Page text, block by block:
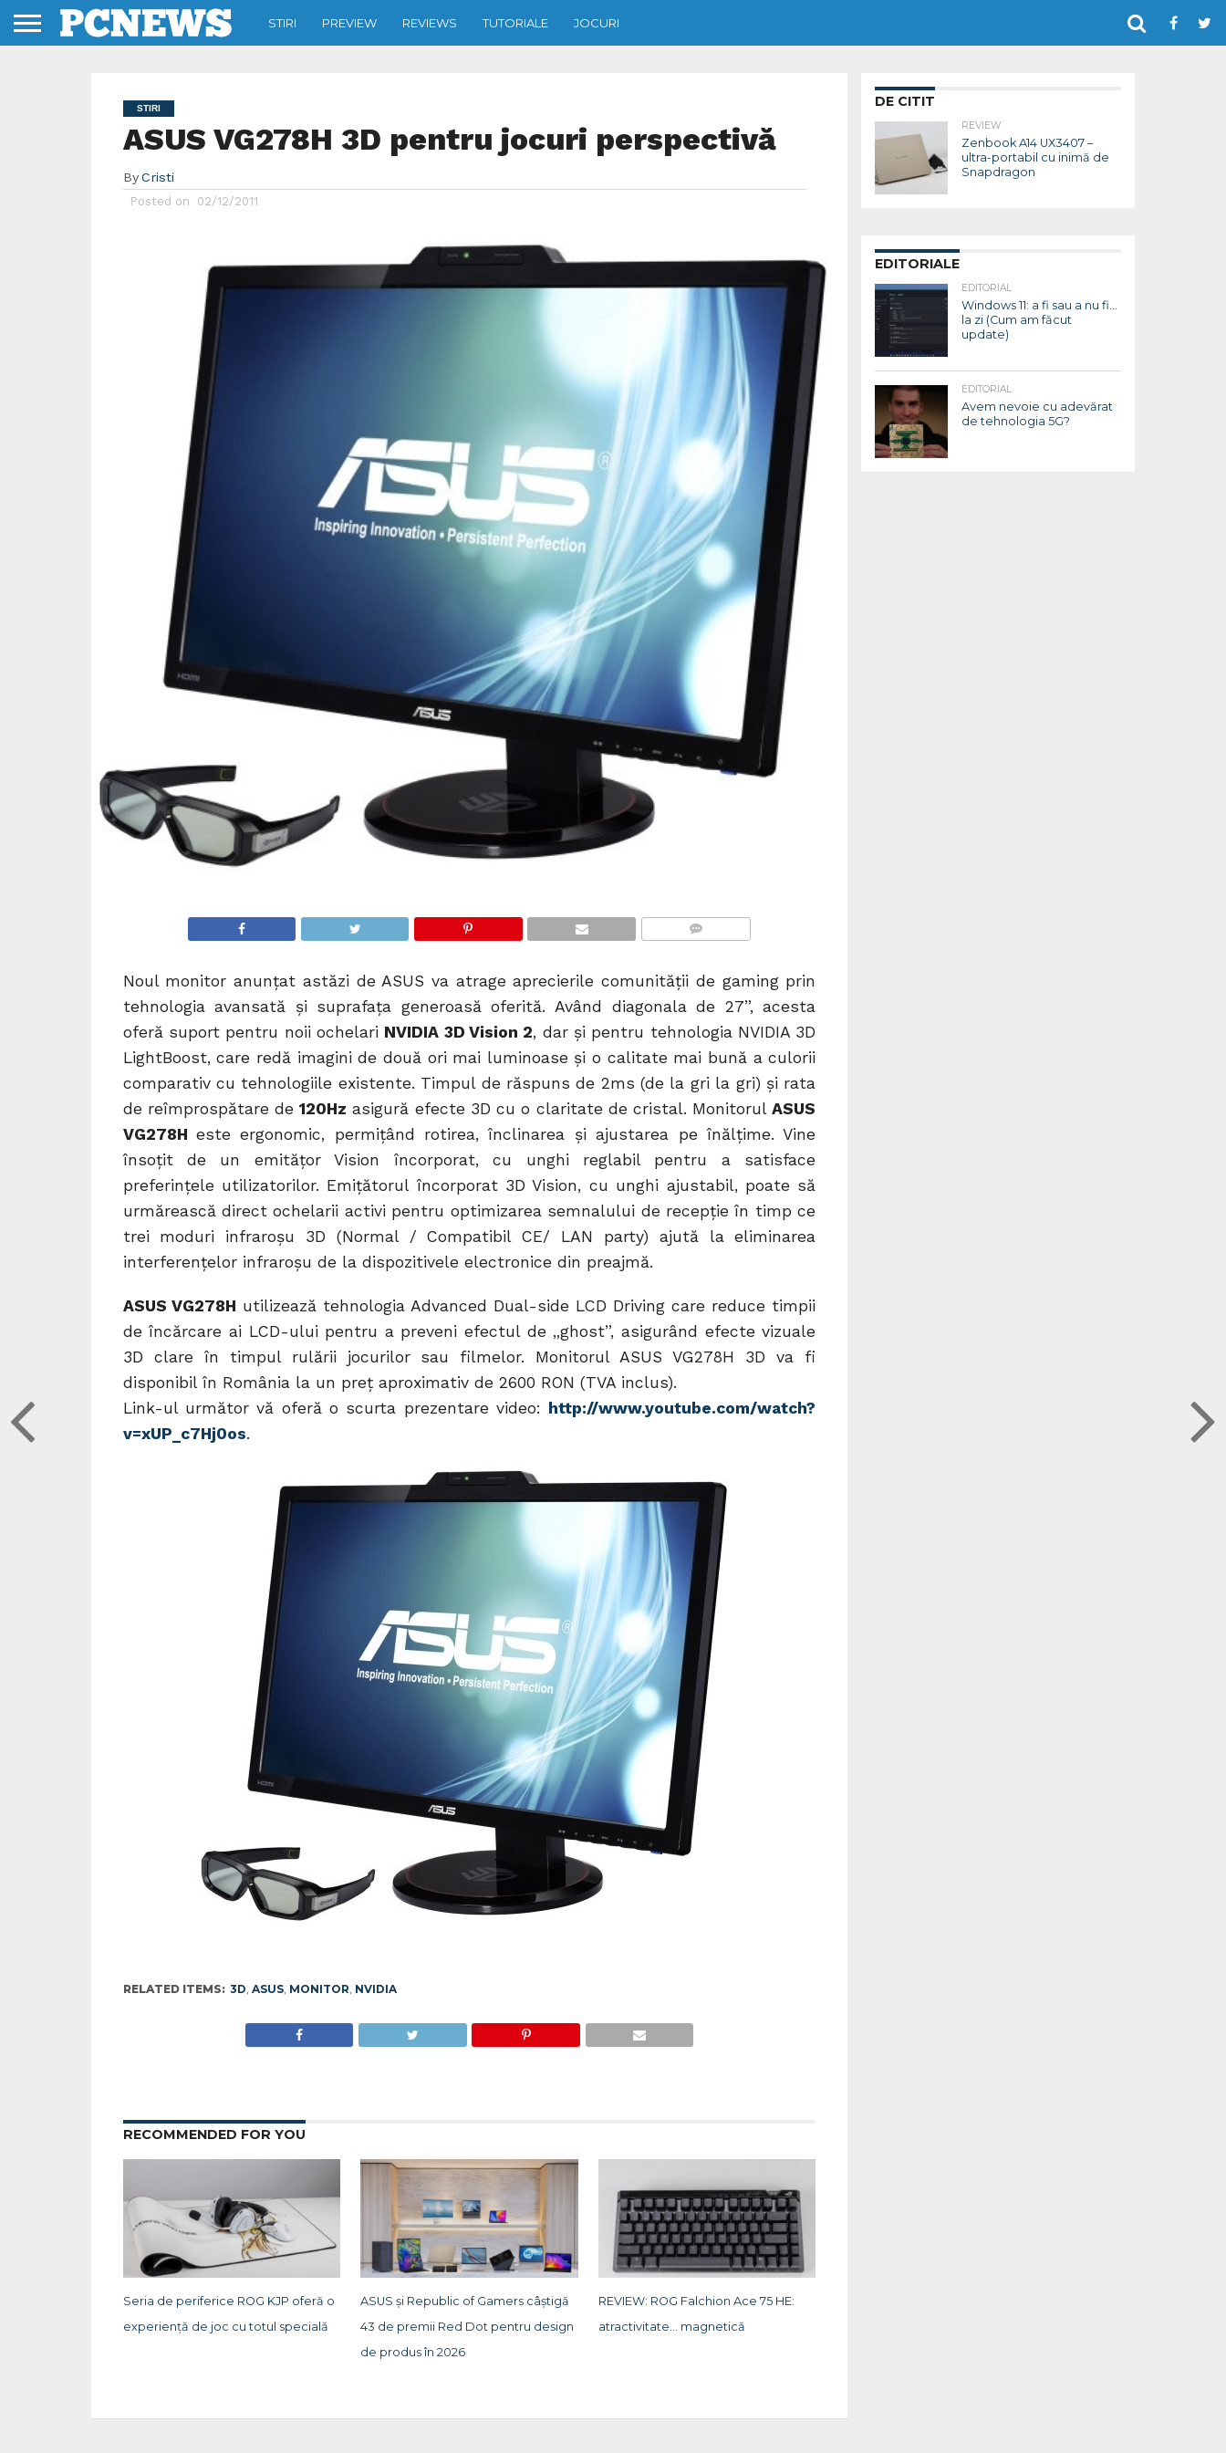
STIRI PREVIEW REVIEWS TUTORIALE JOCURI
STIRI
ASUS VG278H 3D pentru jocuri perspectivă
By Cristi
Posted on 02/12/2011
Noul monitor anunțat astăzi de ASUS va atrage aprecierile comunității de gaming prin
tehnologia avansată și suprafața generoasă oferită. Având diagonala de 27”, acesta
oferă suport pentru noii ochelari NVIDIA 3D Vision 2, dar și pentru tehnologia NVIDIA 3D
LightBoost, care redă imagini de două ori mai luminoase și o calitate mai bună a culorii
comparativ cu tehnologiile existente. Timpul de răspuns de 2ms (de la gri la gri) și rata
de reîmprospătare de120Hz asigură efecte 3D cu o claritate de cristal. MonitorulASUS
VG278H este ergonomic, permițând rotirea, înclinarea și ajustarea pe înălțime. Vine
însoțit de un emitățor Vision încorporat, cu unghi reglabil pentru a satisface
preferințele utilizatorilor. Emițătorul încorporat 3D Vision, cu unghi ajustabil, poate să
urmărească direct ochelarii activi pentru optimizarea semnalului de recepție în timp ce
trei moduri infraroșu 3D (Normal / Compatibil CE/ LAN party) ajută la eliminarea
interferențelor infraroșu de la dispozitivele electronice din preajmă.
ASUS VG278H utilizează tehnologia Advanced Dual-side LCD Driving care reduce timpii
de încărcare ai LCD-ului pentru a preveni efectul de „ghost”, asigurând efecte vizuale
3D clare în timpul rulării jocurilor sau filmelor. Monitorul ASUS VG278H 3D va fi
disponibil în România la un preț aproximativ de 2600 RON (TVA inclus).
Link-ul următor vă oferă o scurta prezentare video: http://www.youtube.com/watch?
v=xUP_c7Hj0os.
RELATED ITEMS: 3D ASUS, MONITOR NVIDIA
RECOMMENDED FOR YOU
Seria de periferice ROG KJP oferă o
experiență de joc cu totul specială
ASUS și Republic of Gamers câștigă
43 de premii Red Dot pentru design
de produs în 2026
REVIEW: ROG Falchion Ace 75 HE:
atractivitate… magnetică
DE CITIT
REVIEW
Zenbook A14 UX3407 –
ultra-portabil cu inimă de
Snapdragon
EDITORIALE
EDITORIAL
Windows 11: a fi sau a nu fi…
la zi (Cum am făcut
update)
EDITORIAL
Avem nevoie cu adevărat
de tehnologia 5G?